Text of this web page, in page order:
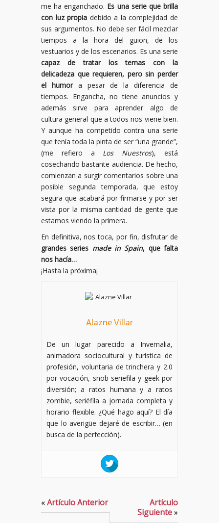
me ha enganchado. Es una serie que brilla
con luz propia debido a la complejidad de
sus argumentos. No debe ser fácil mezclar
tiempos a la hora del guion, de los
vestuarios y de los escenarios. Es una serie
capaz de tratar los temas con la
delicadeza que requieren, pero sin perder
el humora pesar de la diferencia de
tiempos. Engancha, no tiene anuncios y
además sirve para aprender algo de
cultura general que a todos nos viene bien.
Y aunque ha competido contra una serie
que tenía toda la pinta de ser “una grande”,
(me refiero a Los Nuestros), está
cosechando bastante audiencia. De hecho,
comienzan a surgir comentarios sobre una
posible segunda temporada, que estoy
segura que acabará por firmarse y por ser
vista por la misma cantidad de gente que
estamos viendo la primera.
En definitiva, nos toca, por fin, disfrutar de
grandes series made in Spain, que falta
nos hacía…
¡Hasta la próxima¡
Alazne Villar
De un lugar parecido a Invernalia,
animadora sociocultural y turística de
profesión, voluntaria de trinchera y 2.0
por vocación, snob seriefila y geek por
diversión; a ratos humana y a ratos
zombie, seriéfila a jornada completa y
horario flexible. ¿Qué hago aquí? El día
que lo averigüe dejaré de escribir… (en
busca de la perfección).
«Artículo Anterior
Artículo
Siguiente»